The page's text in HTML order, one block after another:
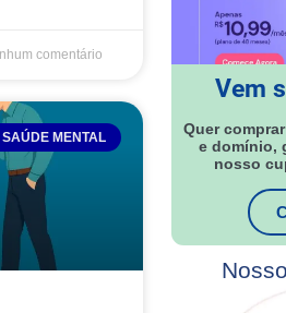
comentário
SAÚDE MENTAL
Vem
Quer
e domínio,
nosso